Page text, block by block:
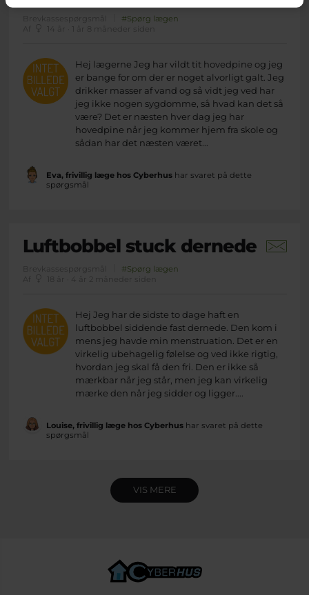
Brevkassespørgsmål
#Spørg lægen
Af
14 år · 1 år 8 måneder siden
Hej lægerne Jeg har vildt tit hovedpine og jeg
er bange for om der er noget alvorligt galt. Jeg
drikker masser af vand og så vidt jeg ved har
jeg ikke nogen sygdomme, så hvad kan det så
være? Det er næsten hver dag jeg har
hovedpine når jeg kommer hjem fra skole og
sådan har det næsten været...
Eva, frivillig læge hos Cyberhushar svaret på dette
spørgsmål
Luftbobbel stuck dernede
Brevkassespørgsmål
#Spørg lægen
Af
18 år · 4 år 2 måneder siden
Hej Jeg har de sidste to dage haft en
luftbobbel siddende fast dernede. Den kom i
mens jeg havde min menstruation. Det er en
virkelig ubehagelig følelse og ved ikke rigtig,
hvordan jeg skal få den fri. Den er ikke så
mærkbar når jeg står, men jeg kan virkelig
mærke den når jeg sidder og ligger....
Louise, frivillig læge hos Cyberhushar svaret på dette
spørgsmål
VIS MERE